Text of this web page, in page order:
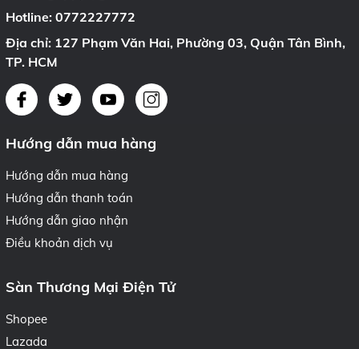
Hotline: 0772227772
Địa chỉ: 127 Phạm Văn Hai, Phường 03, Quận Tân Bình,
TP. HCM
Hướng dẫn mua hàng
Hướng dẫn mua hàng
Hướng dẫn thanh toán
Hướng dẫn giao nhận
Điều khoản dịch vụ
Sàn Thương Mại Điện Tử
Shopee
Lazada